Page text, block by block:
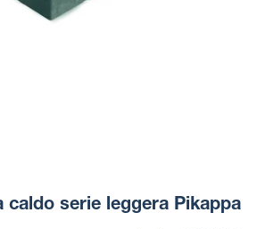
caldo serie leggera Pikappa